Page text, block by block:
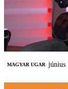
MAGYAR UGAR június